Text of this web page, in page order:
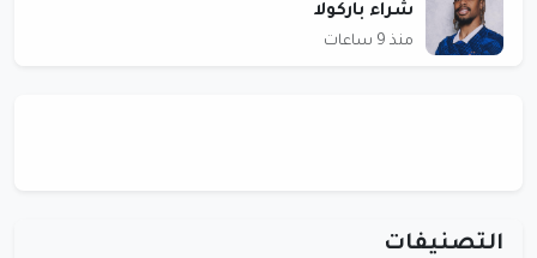
شراء باركولا
منذ 9 ساعات
التصنيفات